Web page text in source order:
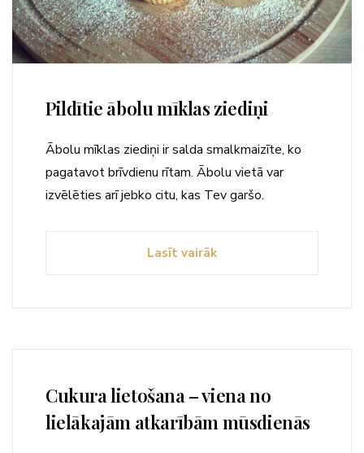
Pildītie ābolu mīklas ziediņi
Ābolu mīklas ziediņi ir salda smalkmaizīte, ko
pagatavot brīvdienu rītam. Ābolu vietā var
izvēlēties arī jebko citu, kas Tev garšo.
Lasīt vairāk
Cukura lietošana – viena no
lielākajām atkarībām mūsdienās